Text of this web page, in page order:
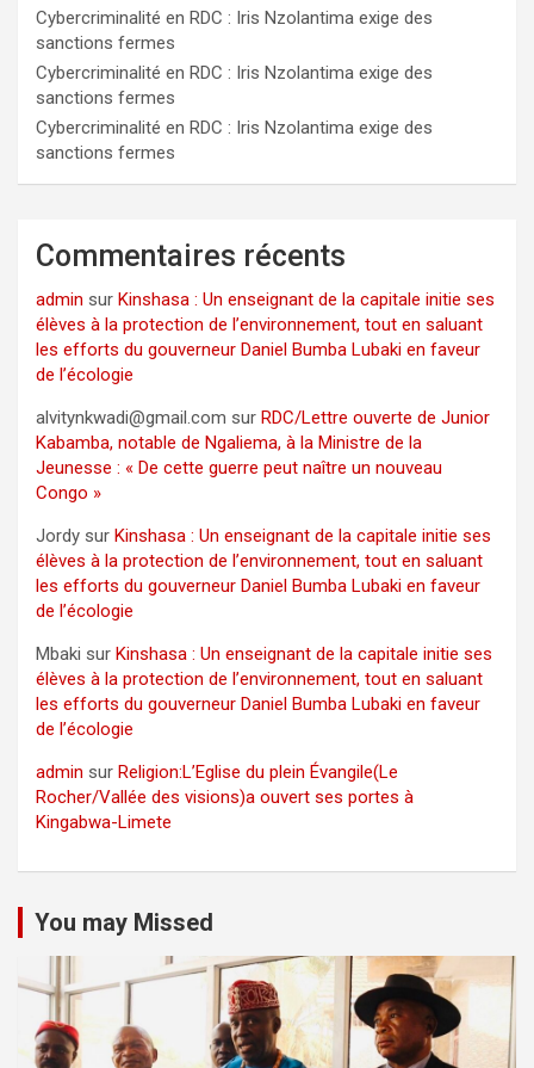
Cybercriminalité en RDC : Iris Nzolantima exige des
sanctions fermes
Cybercriminalité en RDC : Iris Nzolantima exige des
sanctions fermes
Cybercriminalité en RDC : Iris Nzolantima exige des
sanctions fermes
Commentaires récents
admin sur Kinshasa : Un enseignant de la capitale initie ses
élèves à la protection de l’environnement, tout en saluant
les efforts du gouverneur Daniel Bumba Lubaki en faveur
de l’écologie
alvitynkwadi@gmail.com sur RDC/Lettre ouverte de Junior
Kabamba, notable de Ngaliema, à la Ministre de la
Jeunesse : « De cette guerre peut naître un nouveau
Congo »
Jordy sur Kinshasa : Un enseignant de la capitale initie ses
élèves à la protection de l’environnement, tout en saluant
les efforts du gouverneur Daniel Bumba Lubaki en faveur
de l’écologie
Mbaki sur Kinshasa : Un enseignant de la capitale initie ses
élèves à la protection de l’environnement, tout en saluant
les efforts du gouverneur Daniel Bumba Lubaki en faveur
de l’écologie
admin sur Religion:L’Eglise du plein Évangile(Le
Rocher/Vallée des visions)a ouvert ses portes à
Kingabwa-Limete
You may Missed